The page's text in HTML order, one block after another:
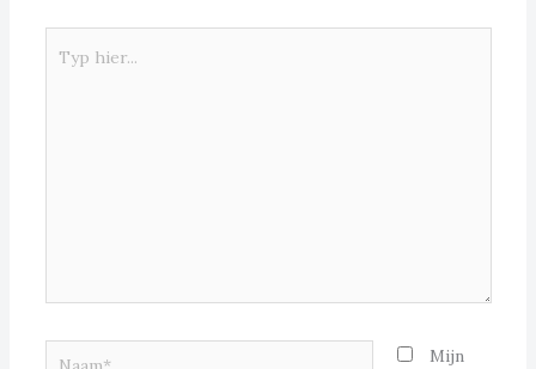
hier...
Naam*
Mijn